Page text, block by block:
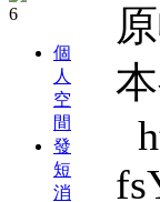
個
人
空
間
發
短
消